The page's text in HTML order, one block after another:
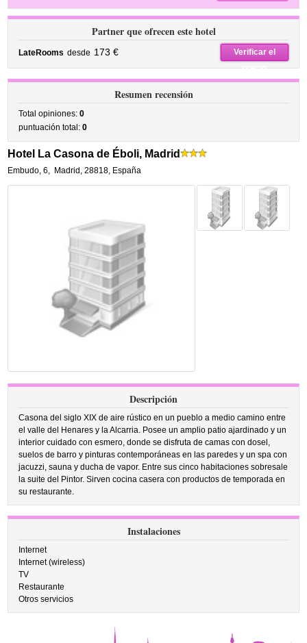
Partner que ofrecen este hotel
LateRooms desde 173 €
Verificar el
precio
Resumen recensión
Total opiniones:0
puntuación total:0
Hotel La Casona de Éboli, Madrid
Embudo, 6, Madrid ,28818, España
Descripción
Casona del siglo XIX de aire rústico en un pueblo a medio camino entre
el valle del Henares y la Alcarria. Posee un amplio patio ajardinado y un
interior cuidado con esmero, donde se disfruta de camas con dosel,
suelos de barro y pinturas contemporáneas en las paredes y un spa con
jacuzzi, sauna y ducha de vapor. Entre sus cinco habitaciones sobresale
la suite del Pintor. Sirven cocina casera con productos de temporada en
su restaurante.
Instalaciones
Internet
Internet (wireless)
TV
Restaurante
Otros servicios